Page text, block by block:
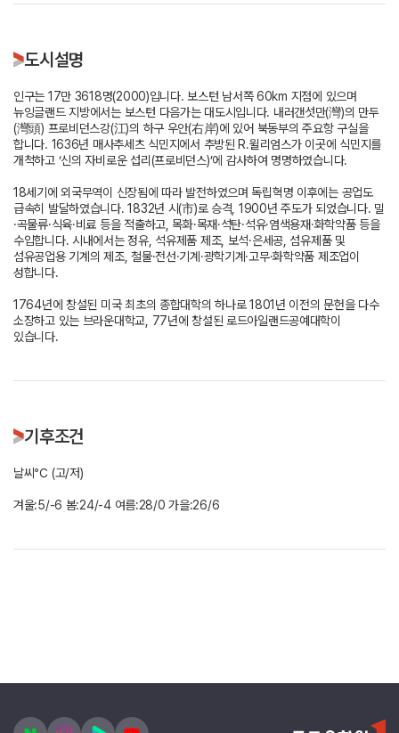
도시설명
인구는 17만 3618명(2000)입니다. 보스턴 남서쪽 60km 지점에 있으며
뉴잉글랜드 지방에서는 보스턴 다음가는 대도시입니다. 내러갠섯만(灣)의 만두
(灣頭) 프로비던스강(江)의 하구 우안(右岸)에 있어 북동부의 주요항 구실을
합니다. 1636년 매사추세츠 식민지에서 추방된 R.윌리엄스가 이곳에 식민지를
개척하고 ‘신의 자비로운 섭리(프로비던스)’에 감사하여 명명하였습니다.
18세기에 외국무역이 신장됨에 따라 발전하였으며 독립혁명 이후에는 공업도
급속히 발달하였습니다. 1832년 시(市)로 승격, 1900년 주도가 되었습니다. 밀
·곡물류·식육·비료 등을 적출하고, 목화·목재·석탄·석유·염색용재·화학약품 등을
수입합니다. 시내에서는 정유, 석유제품 제조, 보석·은세공, 섬유제품 및
섬유공업용 기계의 제조, 철물·전선·기계·광학기계·고무·화학약품 제조업이
성합니다.
1764년에 창설된 미국 최초의 종합대학의 하나로 1801년 이전의 문헌을 다수
소장하고 있는 브라운대학교, 77년에 창설된 로드아일랜드공예대학이
있습니다.
기후조건
날씨℃ (고/저)
겨울:5/-6 봄:24/-4 여름:28/0 가을:26/6